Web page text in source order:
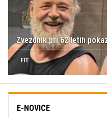
Zvezdnik pri 62 letih
FIT
E-NOVICE